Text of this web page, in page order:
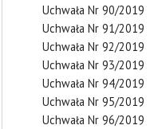
Uchwała Nr 90/2019
Uchwała Nr 91/2019
Uchwała Nr 92/2019
Uchwała Nr 93/2019
Uchwała Nr 94/2019
Uchwała Nr 95/2019
Uchwała Nr 96/2019